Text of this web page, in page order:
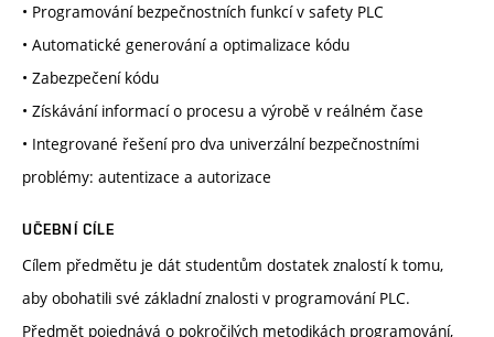
• Programování bezpečnostních funkcí v safety PLC
• Automatické generování a optimalizace kódu
• Zabezpečení kódu
• Získávání informací o procesu a výrobě v reálném čase
• Integrované řešení pro dva univerzální bezpečnostními
problémy: autentizace a autorizace
UČEBNÍ CÍLE
Cílem předmětu je dát studentům dostatek znalostí k tomu,
aby obohatili své základní znalosti v programování PLC.
Předmět pojednává o pokročilých metodikách programování,